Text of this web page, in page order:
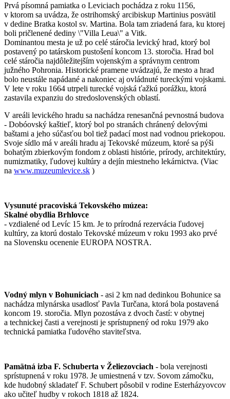
Prvá písomná pamiatka o Leviciach pochádza z roku 1156,
v ktorom sa uvádza, že ostrihomský arcibiskup Martinius posvätil
v dedine Bratka kostol sv. Martina. Bola tam zriadená fara, ku ktorej
boli pričlenené dediny \"Villa Leua\" a Vitk.
Dominantou mesta je už po celé stáročia levický hrad, ktorý bol
postavený po tatárskom pustošení koncom 13. storočia. Hrad bol
celé stáročia najdôležitejším vojenským a správnym centrom
južného Pohronia. Historické pramene uvádzajú, že mesto a hrad
bolo neustále napádané a nakoniec aj ovládnuté tureckými vojskami.
V lete v roku 1664 utrpeli turecké vojská ťažkú porážku, ktorá
zastavila expanziu do stredoslovenských oblastí.
V areáli levického hradu sa nachádza renesančná pevnostná budova
- Dobóovský kaštieľ, ktorý bol po stranách chránený delovými
baštami a jeho súčasťou bol tiež padací most nad vodnou priekopou.
Svoje sídlo má v areáli hradu aj Tekovské múzeum, ktoré sa pýši
bohatým zbierkovým fondom z oblasti histórie, prírody, architektúry,
numizmatiky, ľudovej kultúry a dejín miestneho lekárnictva. (Viac
na www.muzeumlevice.sk )
Vysunuté pracoviská Tekovského múzea:
Skalné obydlia Brhlovce
- vzdialené od Levíc 15 km. Je to prírodná rezervácia ľudovej
kultúry, za ktorú dostalo Tekovské múzeum v roku 1993 ako prvé
na Slovensku ocenenie EUROPA NOSTRA.
Vodný mlyn v Bohuniciach - asi 2 km nad dedinkou Bohunice sa
nachádza mlynárska usadlosť Pavla Turčana, ktorá bola postavená
koncom 19. storočia. Mlyn pozostáva z dvoch častí: v obytnej
a technickej časti a verejnosti je sprístupnený od roku 1979 ako
technická pamiatka ľudového staviteľstva.
Pamätná izba F. Schuberta v Želiezovciach - bola verejnosti
sprístupnená v roku 1978. Je umiestnená v tzv. Sovom zámočku,
kde hudobný skladateľ F. Schubert pôsobil v rodine Esterházyovcov
ako učiteľ hudby v rokoch 1818 až 1824.